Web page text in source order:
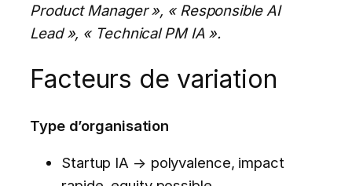
Product Manager », « Responsible AI
Lead », « Technical PM IA ».
Facteurs de variation
Type d’organisation
Startup IA → polyvalence, impact